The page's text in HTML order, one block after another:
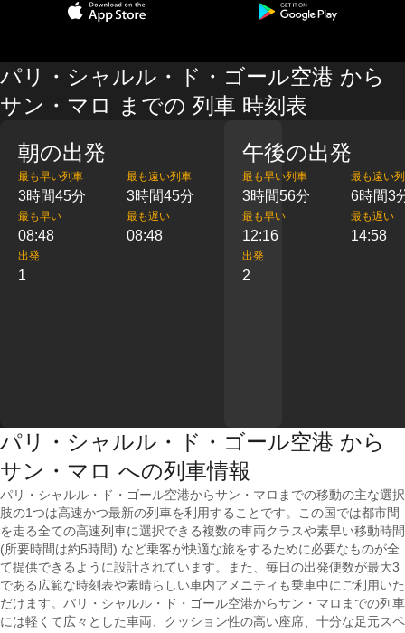
パリ・シャルル・ド・ゴール空港 から
サン・マロ までの 列車 時刻表
朝の出発
最も早い列車
3時間45分
最も遠い列車
3時間45分
最も早い
08:48
最も遅い
08:48
出発
1
午後の出発
最も早い列車
3時間56分
最も遠い
6時間3
最も早い
12:16
最も遅い
14:58
出発
2
パリ・シャルル・ド・ゴール空港 から
サン・マロ への列車情報
パリ・シャルル・ド・ゴール空港からサン・マロまでの移動の主な選択
肢の1つは高速かつ最新の列車を利用することです。この国では都市間
を走る全ての高速列車に選択できる複数の車両クラスや素早い移動時間
(所要時間は約5時間) など乗客が快適な旅をするために必要なものが全
て提供できるように設計されています。また、毎日の出発便数が最大3
である広範な時刻表や素晴らしい車内アメニティも乗車中にご利用いた
だけます。パリ・シャルル・ド・ゴール空港からサン・マロまでの列車
には軽くて広々とした車両、クッション性の高い座席、十分な足元スペ